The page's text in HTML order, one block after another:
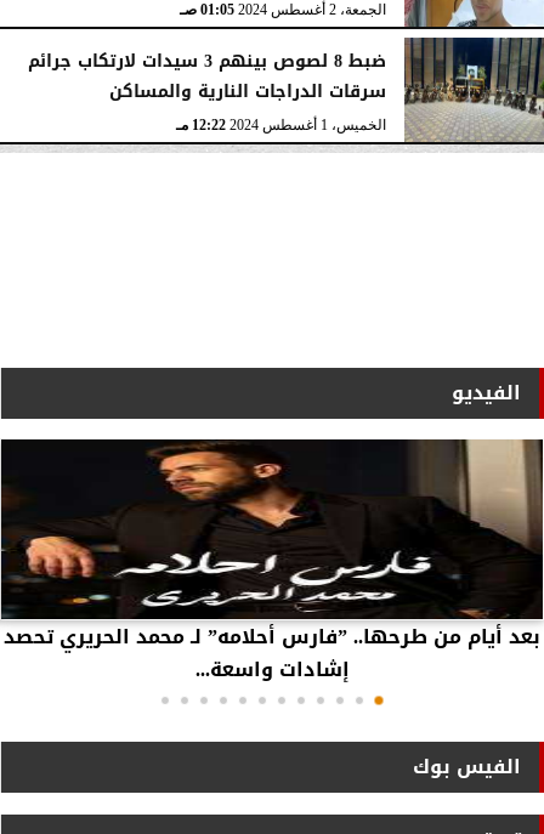
الجمعة، 2 أغسطس 2024 01:05 صـ
ضبط 8 لصوص بينهم 3 سيدات لارتكاب جرائم
سرقات الدراجات النارية والمساكن
الخميس، 1 أغسطس 2024 12:22 مـ
الفيديو
بعد أيام من طرحها.. ”فارس أحلامه” لـ محمد الحريري تحصد
إشادات واسعة...
الفيس بوك